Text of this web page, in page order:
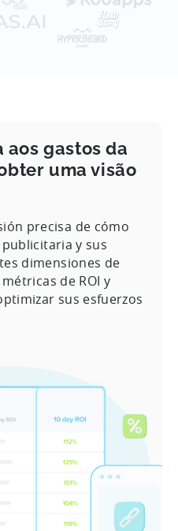
gastos da
uma visão
precisa de cómo
y sus
dimensiones de
de ROI y
sus esfuerzos